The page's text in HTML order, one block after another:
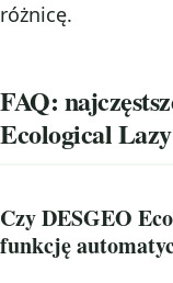
różnicę.
FAQ:
Ecological
Czy DESGEO
funkcję